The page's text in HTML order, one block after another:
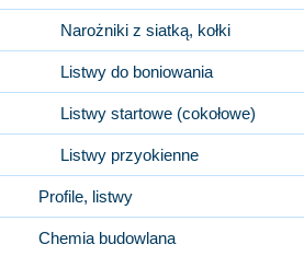
Narożniki z siatką, kołki
Listwy do boniowania
Listwy startowe (cokołowe)
Listwy przyokienne
Profile, listwy
Chemia budowlana